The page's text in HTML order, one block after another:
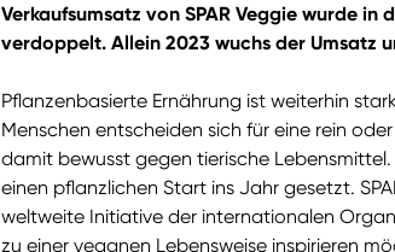
Verkaufsumsatz von SPAR Veggie wurde in
verdoppelt. Allein 2023 wuchs der Umsatz
Pflanzenbasierte Ernährung ist weiterhin
Menschen entscheiden sich für eine rein
damit bewusst gegen tierische
einen pflanzlichen Start ins Jahr gesetzt.
weltweite Initiative der internationalen
zu einer veganen Lebensweise inspirieren